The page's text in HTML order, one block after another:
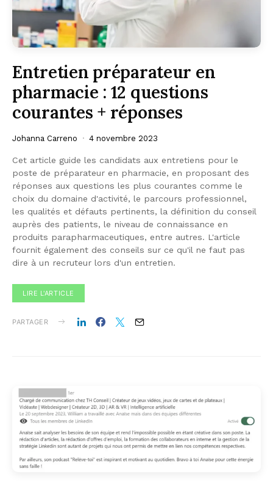
Entretien préparateur en
pharmacie : 12 questions
courantes + réponses
Johanna Carreno 4 novembre 2023
Cet article guide les candidats aux entretiens pour le
poste de préparateur en pharmacie, en proposant des
réponses aux questions les plus courantes comme le
choix du domaine d'activité, le parcours professionnel,
les qualités et défauts pertinents, la définition du conseil
auprès des patients, le niveau de connaissance en
produits parapharmaceutiques, entre autres. L'article
fournit également des conseils sur ce qu'il ne faut pas
dire à un recruteur lors d'un entretien.
LIRE L'ARTICLE
PARTAGER